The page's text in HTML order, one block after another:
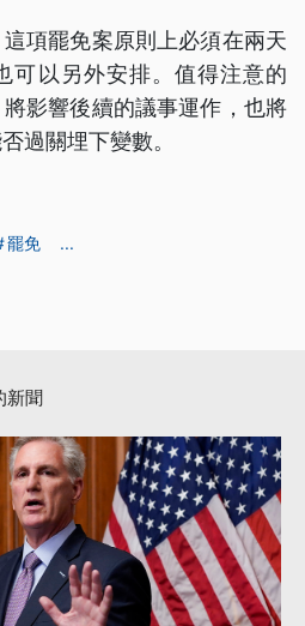
項罷免案原則上必須在兩天
可以另外安排。值得注意的
影響後續的議事運作，也將
過關埋下變數。
罷免 ...
新聞